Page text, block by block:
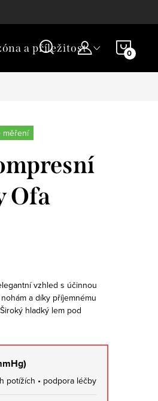
a příležitost
měření
Ofa
vzhled s účinnou
a díky příjemnému
hladký lem pod
potížích • podpora léčby